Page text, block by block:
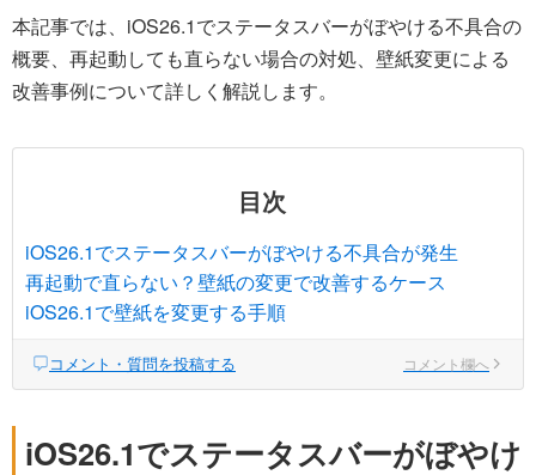
本記事では、iOS26.1でステータスバーがぼやける不具合の
概要、再起動しても直らない場合の対処、壁紙変更による
改善事例について詳しく解説します。
目次
iOS26.1でステータスバーがぼやける不具合が発生
再起動で直らない？壁紙の変更で改善するケース
iOS26.1で壁紙を変更する手順
コメント・質問を投稿する コメント欄へ
iOS26.1でステータスバーがぼやけ